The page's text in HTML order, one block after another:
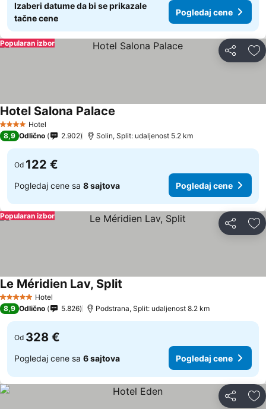
Izaberi datume da bi se prikazale
tačne cene
Pogledaj cene
Deli
Popularan izbor
4 ZvezdiceHotel
Hotel Salona Palace
8,9 Odlično 2.902 Solin, Split: udaljenost 5.2 km
Od 122 €
Pogledaj cene sa 8 sajtova Pogledaj cene
Deli
Popularan izbor
5 ZvezdiceHotel
Le Méridien Lav, Split
8,9 Odlično 5.826 Podstrana, Split: udaljenost 8.2 km
Od 328 €
Pogledaj cene sa 6 sajtova Pogledaj cene
Deli